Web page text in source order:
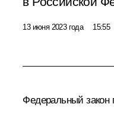
13 июня 2023 года 15:55
Федеральный закон